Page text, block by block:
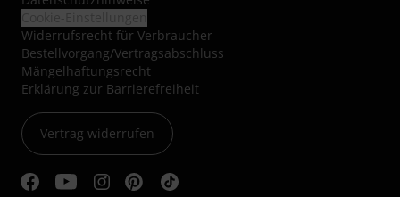
Widerrufsrecht für Verbraucher
Bestellvorgang/Vertragsabschluss
Mängelhaftungsrecht
Erklärung zur Barrierefreiheit
Vertrag widerrufen